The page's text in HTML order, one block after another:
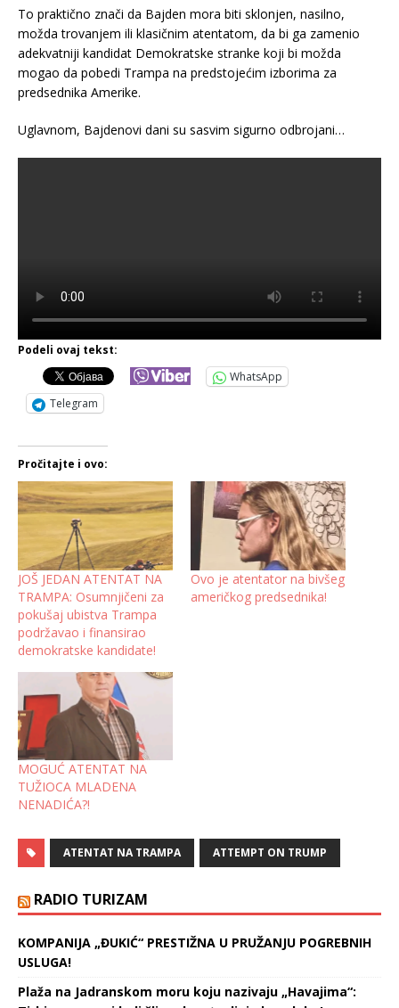
To praktično znači da Bajden mora biti sklonjen, nasilno,
možda trovanjem ili klasičnim atentatom, da bi ga zamenio
adekvatniji kandidat Demokratske stranke koji bi možda
mogao da pobedi Trampa na predstojećim izborima za
predsednika Amerike.
Uglavnom, Bajdenovi dani su sasvim sigurno odbrojani…
Podeli ovaj tekst:
WhatsApp
Telegram
Pročitajte i ovo:
JOŠ JEDAN ATENTAT NA
TRAMPA: Osumnjičeni za
pokušaj ubistva Trampa
podržavao i finansirao
demokratske kandidate!
Ovo je atentator na bivšeg
američkog predsednika!
MOGUĆ ATENTAT NA
TUŽIOCA MLADENA
NENADIĆA?!
ATENTAT NA TRAMPA ATTEMPT ON TRUMP
RADIO TURIZAM
KOMPANIJA „ĐUKIĆ“ PRESTIŽNA U PRUŽANJU POGREBNIH
USLUGA!
Plaža na Jadranskom moru koju nazivaju „Havajima“: